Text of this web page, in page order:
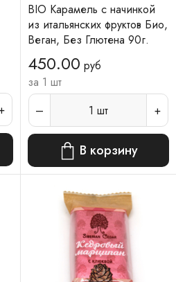
BIO Карамель с начинкой
из итальянских фруктов Био,
Веган, Без Глютена 90г.
450.00 руб
за 1 шт
1 шт
В корзину